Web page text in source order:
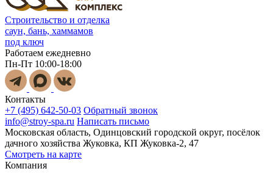
Строительство и отделка
саун, бань, хаммамов
под ключ
Работаем ежедневно
Пн-Пт 10:00-18:00
Контакты
+7 (495) 642-50-03 Обратный звонок
info@stroy-spa.ru Написать письмо
Московская область, Одинцовский городской округ, посёлок
дачного хозяйства Жуковка, КП Жуковка-2, 47
Смотреть на карте
Компания